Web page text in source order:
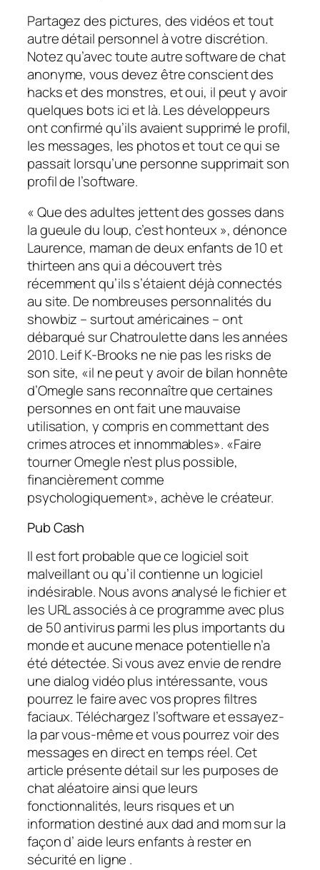
Partagez des pictures, des vidéos et tout
autre détail personnel à votre discrétion.
Notez qu’avec toute autre software de chat
anonyme, vous devez être conscient des
hacks et des monstres, et oui, il peut y avoir
quelques bots ici et là. Les développeurs
ont confirmé qu’ils avaient supprimé le profil,
les messages, les photos et tout ce qui se
passait lorsqu’une personne supprimait son
profil de l’software.
« Que des adultes jettent des gosses dans
la gueule du loup, c’est honteux », dénonce
Laurence, maman de deux enfants de 10 et
thirteen ans qui a découvert très
récemment qu’ils s’étaient déjà connectés
au site. De nombreuses personnalités du
showbiz – surtout américaines – ont
débarqué sur Chatroulette dans les années
2010. Leif K-Brooks ne nie pas les risks de
son site, «il ne peut y avoir de bilan honnête
d’Omegle sans reconnaître que certaines
personnes en ont fait une mauvaise
utilisation, y compris en commettant des
crimes atroces et innommables». «Faire
tourner Omegle n’est plus possible,
financièrement comme
psychologiquement», achève le créateur.
Pub Cash
Il est fort probable que ce logiciel soit
malveillant ou qu’il contienne un logiciel
indésirable. Nous avons analysé le fichier et
les URL associés à ce programme avec plus
de 50 antivirus parmi les plus importants du
monde et aucune menace potentielle n’a
été détectée. Si vous avez envie de rendre
une dialog vidéo plus intéressante, vous
pourrez le faire avec vos propres filtres
faciaux. Téléchargez l’software et essayez-
la par vous-même et vous pourrez voir des
messages en direct en temps réel. Cet
article présente détail sur les purposes de
chat aléatoire ainsi que leurs
fonctionnalités, leurs risques et un
information destiné aux dad and mom sur la
façon d’ aide leurs enfants à rester en
sécurité en ligne .